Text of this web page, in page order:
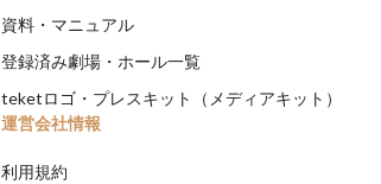
資料・マニュアル
登録済み劇場・ホール一覧
teketロゴ・プレスキット（メディアキット）
運営会社情報
利用規約